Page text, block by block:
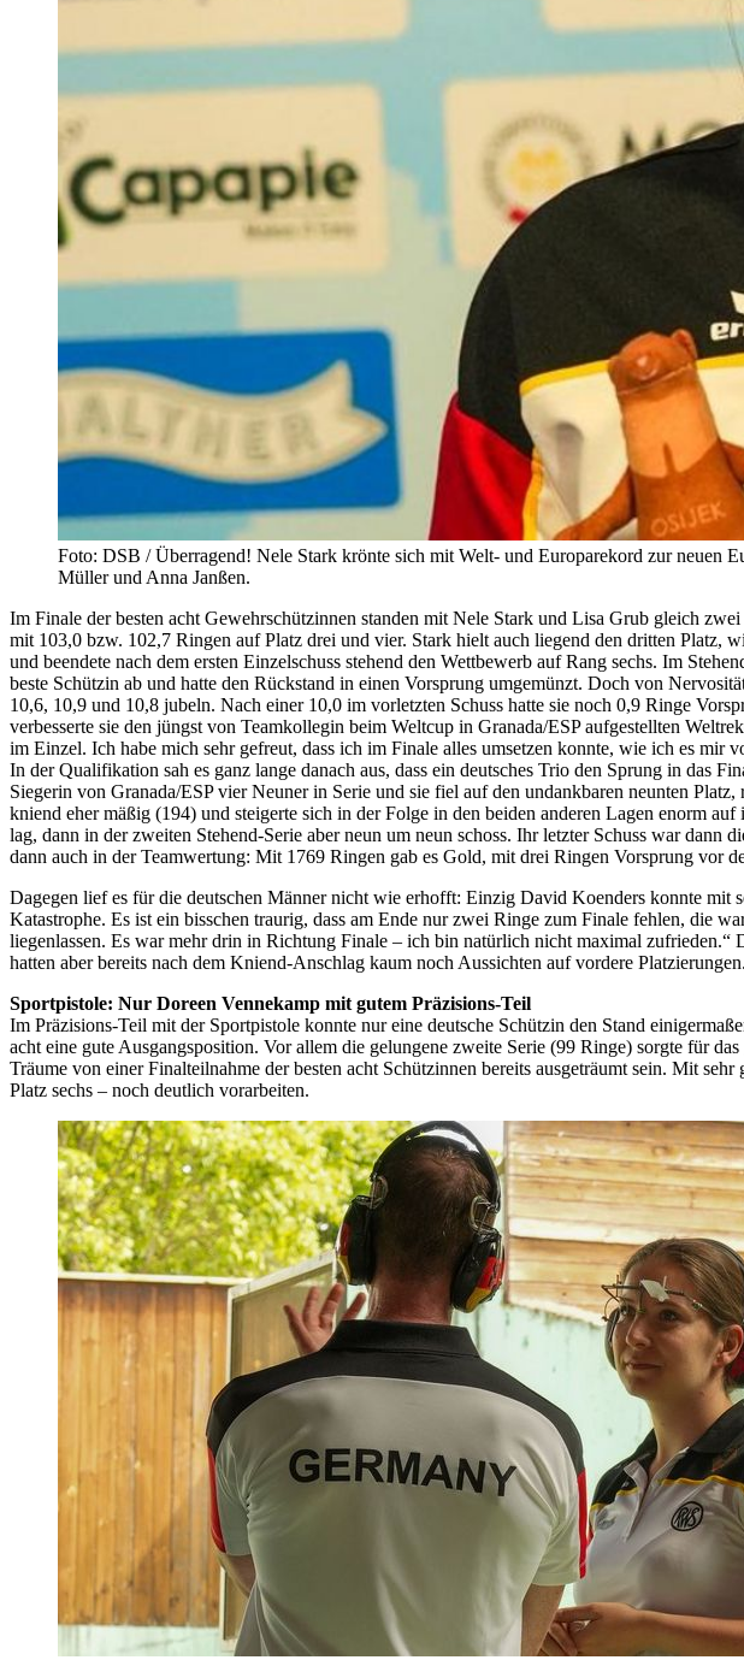
Foto: DSB / Überragend! Nele Stark krönte sich mit Welt- und Europarekord zur neuen
Müller und Anna Janßen.
Im Finale der besten acht Gewehrschützinnen standen mit Nele Stark und Lisa Grub gleich
mit 103,0 bzw. 102,7 Ringen auf Platz drei und vier. Stark hielt auch liegend den dritten Platz,
und beendete nach dem ersten Einzelschuss stehend den Wettbewerb auf Rang sechs. Im
beste Schützin ab und hatte den Rückstand in einen Vorsprung umgemünzt. Doch von
10,6, 10,9 und 10,8 jubeln. Nach einer 10,0 im vorletzten Schuss hatte sie noch 0,9 Ringe
verbesserte sie den jüngst von Teamkollegin beim Weltcup in Granada/ESP aufgestellten
im Einzel. Ich habe mich sehr gefreut, dass ich im Finale alles umsetzen konnte, wie ich es
In der Qualifikation sah es ganz lange danach aus, dass ein deutsches Trio den Sprung in das
Siegerin von Granada/ESP vier Neuner in Serie und sie fiel auf den undankbaren neunten
kniend eher mäßig (194) und steigerte sich in der Folge in den beiden anderen Lagen enorm
lag, dann in der zweiten Stehend-Serie aber neun um neun schoss. Ihr letzter Schuss war dann
dann auch in der Teamwertung: Mit 1769 Ringen gab es Gold, mit drei Ringen Vorsprung vor
Dagegen lief es für die deutschen Männer nicht wie erhofft: Einzig David Koenders konnte
Katastrophe. Es ist ein bisschen traurig, dass am Ende nur zwei Ringe zum Finale fehlen, die
liegenlassen. Es war mehr drin in Richtung Finale – ich bin natürlich nicht maximal
hatten aber bereits nach dem Kniend-Anschlag kaum noch Aussichten auf vordere Platzierungen.
Sportpistole: Nur Doreen Vennekamp mit gutem Präzisions-Teil
Im Präzisions-Teil mit der Sportpistole konnte nur eine deutsche Schützin den Stand
acht eine gute Ausgangsposition. Vor allem die gelungene zweite Serie (99 Ringe) sorgte für
Träume von einer Finalteilnahme der besten acht Schützinnen bereits ausgeträumt sein. Mit
Platz sechs – noch deutlich vorarbeiten.